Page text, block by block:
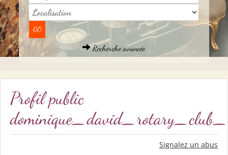
Recherche avancée
Profil public
Signalez un abus